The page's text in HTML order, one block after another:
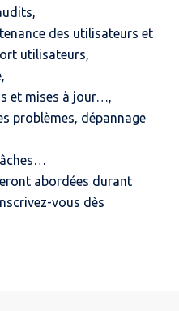
des utilisateurs et
utilisateurs,
et mises à jour…,
problèmes, dépannage
abordées durant
vous dès